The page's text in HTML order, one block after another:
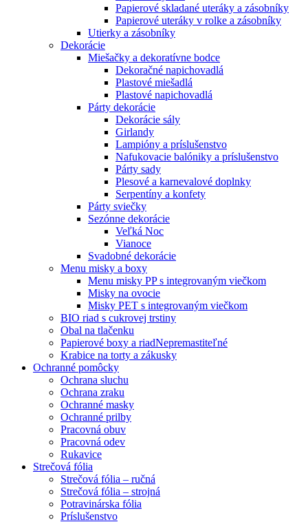
Papierové skladané uteráky a zásobníky
Papierové uteráky v rolke a zásobníky
Utierky a zásobníky
Dekorácie
Miešačky a dekoratívne bodce
Dekoračné napichovadlá
Plastové miešadlá
Plastové napichovadlá
Párty dekorácie
Dekorácie sály
Girlandy
Lampióny a príslušenstvo
Nafukovacie balóniky a príslušenstvo
Párty sady
Plesové a karnevalové doplnky
Serpentíny a konfety
Párty sviečky
Sezónne dekorácie
Veľká Noc
Vianoce
Svadobné dekorácie
Menu misky a boxy
Menu misky PP s integrovaným viečkom
Misky na ovocie
Misky PET s integrovaným viečkom
BIO riad s cukrovej trstiny
Obal na tlačenku
Papierové boxy a riadNepremastiteľné
Krabice na torty a zákusky
Ochranné pomôcky
Ochrana sluchu
Ochrana zraku
Ochranné masky
Ochranné prilby
Pracovná obuv
Pracovná odev
Rukavice
Strečová fólia
Strečová fólia – ručná
Strečová fólia – strojná
Potravinárska fólia
Príslušenstvo